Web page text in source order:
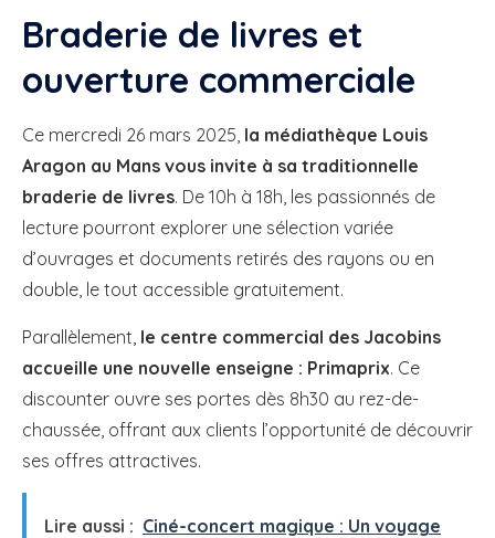
Braderie de livres et
ouverture commerciale
Ce mercredi 26 mars 2025, la médiathèque Louis
Aragon au Mans vous invite à sa traditionnelle
braderie de livres. De 10h à 18h, les passionnés de
lecture pourront explorer une sélection variée
d’ouvrages et documents retirés des rayons ou en
double, le tout accessible gratuitement.
Parallèlement, le centre commercial des Jacobins
accueille une nouvelle enseigne : Primaprix. Ce
discounter ouvre ses portes dès 8h30 au rez-de-
chaussée, offrant aux clients l’opportunité de découvrir
ses offres attractives.
Lire aussi : Ciné-concert magique : Un voyage